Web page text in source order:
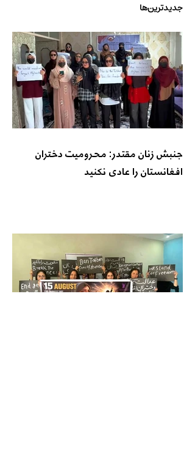
جدیدترین‌ها
جنبش زنان مقتدر: محرومیت دختران
افغانستان را عادی نکنید